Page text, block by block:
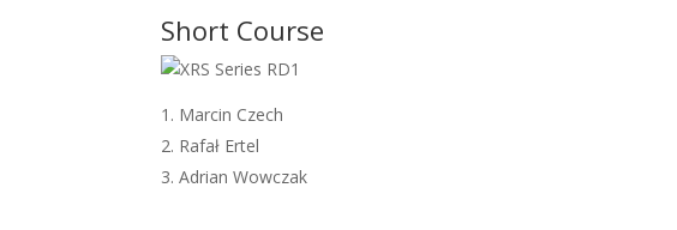
Short Course
Marcin Czech
Rafał Ertel
Adrian Wowczak